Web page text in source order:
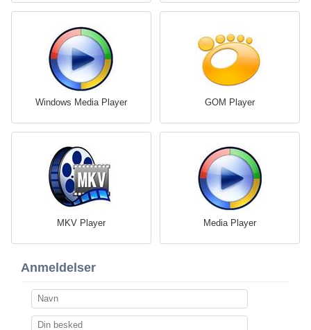
Windows Media Player GOM Player
MKV Player Media Player
Anmeldelser